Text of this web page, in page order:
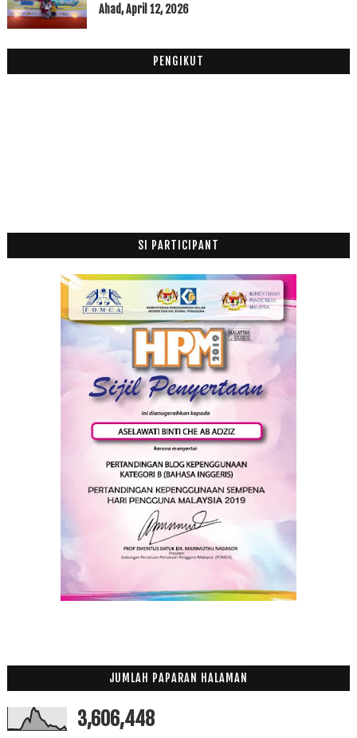
►Februari(1)
Ahad, April 12, 2026
PENGIKUT
SI PARTICIPANT
JUMLAH PAPARAN HALAMAN
3,606,448